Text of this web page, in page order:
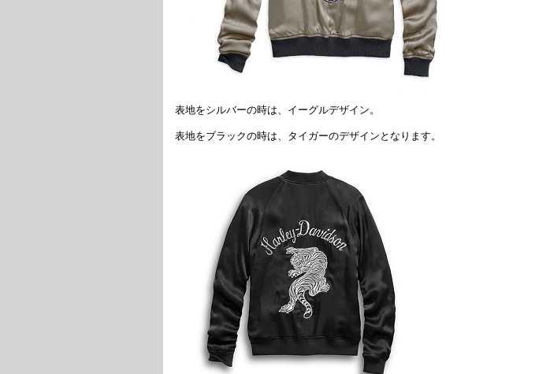
表地をシルバーの時は、イーグルデザイン。
表地をブラックの時は、タイガーのデザインとなります。